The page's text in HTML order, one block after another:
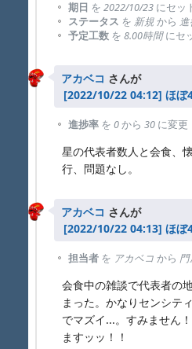
期日 を 2022/10/23 にセッ
ステータス を 新規から
予定工数 を 8.00時間にセ
アカベコ さんが
ほぼ
進捗率 を 0から 30 に変更
星の代表者数人と会食、
行、問題なし。
アカベコ さんが
ほぼ
担当者 を アカベコ から
会食中の雑談で代表者の
まった。かなりセンシテ
でマズイ...。すみません
ますッッ！！